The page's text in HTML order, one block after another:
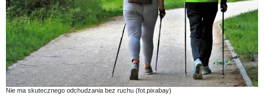
Nie ma skutecznego odchudzania bez ruchu (fot.pixabay)